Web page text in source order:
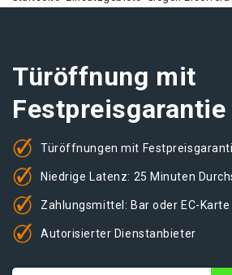
Türöffnung mit
Festpreisgarantie
Türöffnungen mit
Niedrige Latenz: 25 Minuten
Zahlungsmittel: Bar oder EC-Karte
Autorisierter Dienstanbieter